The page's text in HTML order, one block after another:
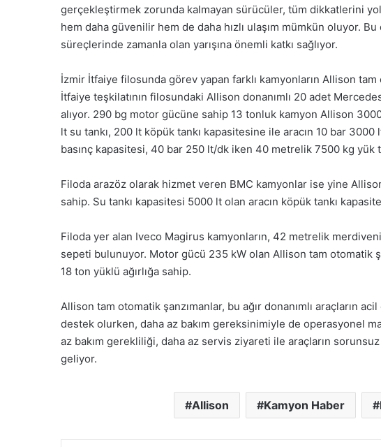
gerçekleştirmek zorunda kalmayan sürücüler, tüm dikkatlerini
hem daha güvenilir hem de daha hızlı ulaşım mümkün oluyor.
süreçlerinde zamanla olan yarışına önemli katkı sağlıyor.
İzmir İtfaiye filosunda görev yapan farklı kamyonların Allison tam
İtfaiye teşkilatının filosundaki Allison donanımlı 20 adet
alıyor. 290 bg motor gücüne sahip 13 tonluk kamyon Allison
lt su tankı, 200 lt köpük tankı kapasitesine ile aracın 10 bar
basınç kapasitesi, 40 bar 250 lt/dk iken 40 metrelik 7500 kg yük
Filoda arazöz olarak hizmet veren BMC kamyonlar ise yine
sahip. Su tankı kapasitesi 5000 lt olan aracın köpük tankı
Filoda yer alan Iveco Magirus kamyonların, 42 metrelik
sepeti bulunuyor. Motor gücü 235 kW olan Allison tam otomatik
18 ton yüklü ağırlığa sahip.
Allison tam otomatik şanzımanlar, bu ağır donanımlı araçların
destek olurken, daha az bakım gereksinimiyle de operasyonel
az bakım gerekliliği, daha az servis ziyareti ile araçların
geliyor.
Allison Kamyon Haber